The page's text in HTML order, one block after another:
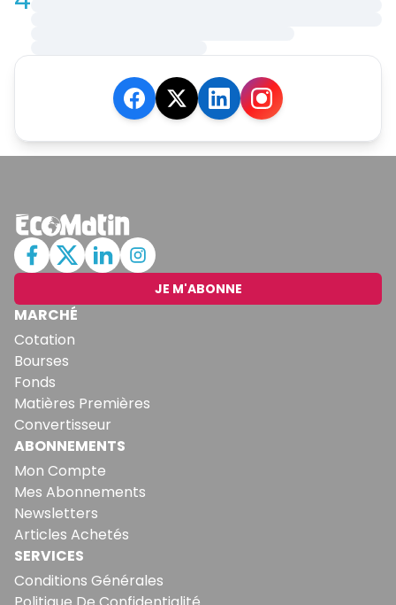
JE M'ABONNE
MARCHÉ
Cotation
Bourses
Fonds
Matières Premières
Convertisseur
ABONNEMENTS
Mon Compte
Mes Abonnements
Newsletters
Articles Achetés
SERVICES
Conditions Générales